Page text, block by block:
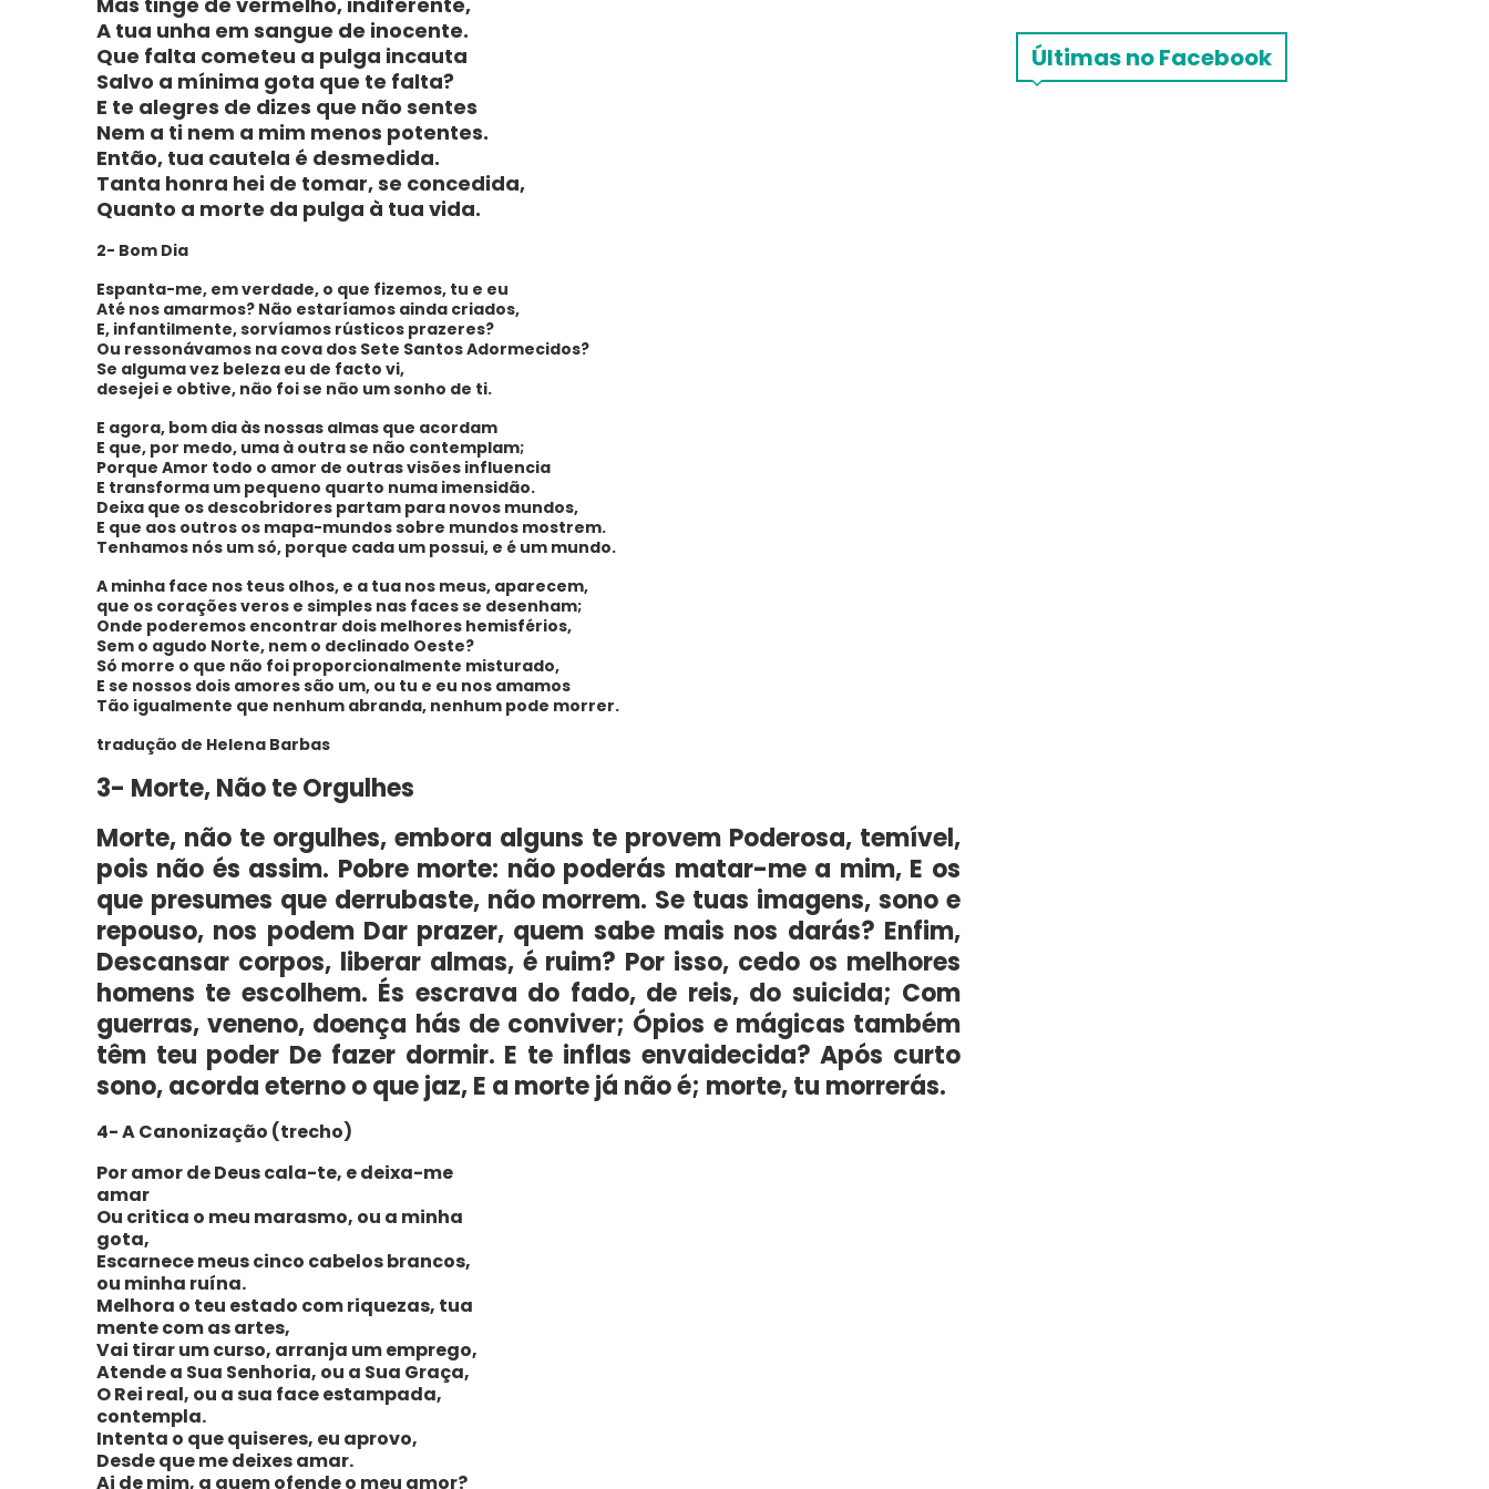
A tua unha em sangue de inocente.
Que falta cometeu a pulga incauta
Salvo a mínima gota que te falta?
E te alegres de dizes que não sentes
Nem a ti nem a mim menos potentes.
Então, tua cautela é desmedida.
Tanta honra hei de tomar, se concedida,
Quanto a morte da pulga à tua vida.
2- Bom Dia
Espanta-me, em verdade, o que fizemos, tu e eu
Até nos amarmos? Não estaríamos ainda criados,
E, infantilmente, sorvíamos rústicos prazeres?
Ou ressonávamos na cova dos Sete Santos Adormecidos?
Se alguma vez beleza eu de facto vi,
desejei e obtive, não foi se não um sonho de ti.
E agora, bom dia às nossas almas que acordam
E que, por medo, uma à outra se não contemplam;
Porque Amor todo o amor de outras visões influencia
E transforma um pequeno quarto numa imensidão.
Deixa que os descobridores partam para novos mundos,
E que aos outros os mapa-mundos sobre mundos mostrem.
Tenhamos nós um só, porque cada um possui, e é um mundo.
A minha face nos teus olhos, e a tua nos meus, aparecem,
que os corações veros e simples nas faces se desenham;
Onde poderemos encontrar dois melhores hemisférios,
Sem o agudo Norte, nem o declinado Oeste?
Só morre o que não foi proporcionalmente misturado,
E se nossos dois amores são um, ou tu e eu nos amamos
Tão igualmente que nenhum abranda, nenhum pode morrer.
tradução de Helena Barbas
3- Morte, Não te Orgulhes
Morte, não te orgulhes, embora alguns te provem Poderosa, temível,
pois não és assim. Pobre morte: não poderás matar-me a mim, E os
que presumes que derrubaste, não morrem. Se tuas imagens, sono e
repouso, nos podem Dar prazer, quem sabe mais nos darás? Enfim,
Descansar corpos, liberar almas, é ruim? Por isso, cedo os melhores
homens te escolhem. És escrava do fado, de reis, do suicida; Com
guerras, veneno, doença hás de conviver; Ópios e mágicas também
têm teu poder De fazer dormir. E te inflas envaidecida? Após curto
sono, acorda eterno o que jaz, E a morte já não é; morte, tu morrerás.
4- A Canonização (trecho)
Por amor de Deus cala-te, e deixa-me
amar
Ou critica o meu marasmo, ou a minha
gota,
Escarnece meus cinco cabelos brancos,
ou minha ruína.
Melhora o teu estado com riquezas, tua
mente com as artes,
Vai tirar um curso, arranja um emprego,
Atende a Sua Senhoria, ou a Sua Graça,
O Rei real, ou a sua face estampada,
contempla.
Intenta o que quiseres, eu aprovo,
Desde que me deixes amar.
Ai de mim, a quem ofende o meu amor?
Últimas no Facebook